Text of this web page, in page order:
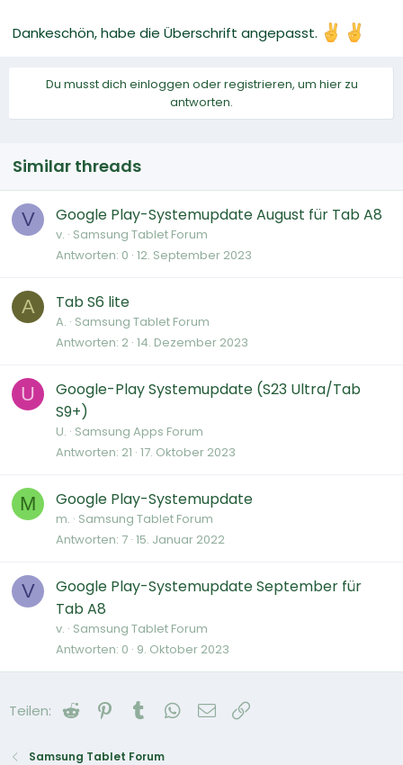
Dankeschön, habe die Überschrift angepasst.
Du musst dich einloggen oder registrieren, um hier zu
antworten.
Similar threads
V Google Play-Systemupdate August für Tab A8
v. Samsung Tablet Forum
Antworten 0 12. September 2023
A Tab S6 lite
A. Samsung Tablet Forum
Antworten 2 14. Dezember 2023
U
Google-Play Systemupdate (S23 Ultra/Tab
S9+)
U. Samsung Apps Forum
Antworten 21 17. Oktober 2023
M Google Play-Systemupdate
m. Samsung Tablet Forum
Antworten 7 15. Januar 2022
V
Google Play-Systemupdate September für
Tab A8
v. Samsung Tablet Forum
Antworten 0 9. Oktober 2023
Teilen: Reddit Pinterest
Tumblr WhatsApp
E-Mail
Samsung Tablet Forum